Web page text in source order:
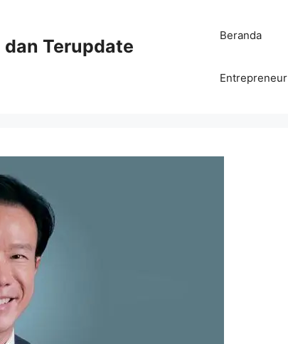
Terupdate
Beranda
Entrepreneur